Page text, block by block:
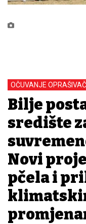
OČUVANJE
Bilje
središte
Novi
pčela i